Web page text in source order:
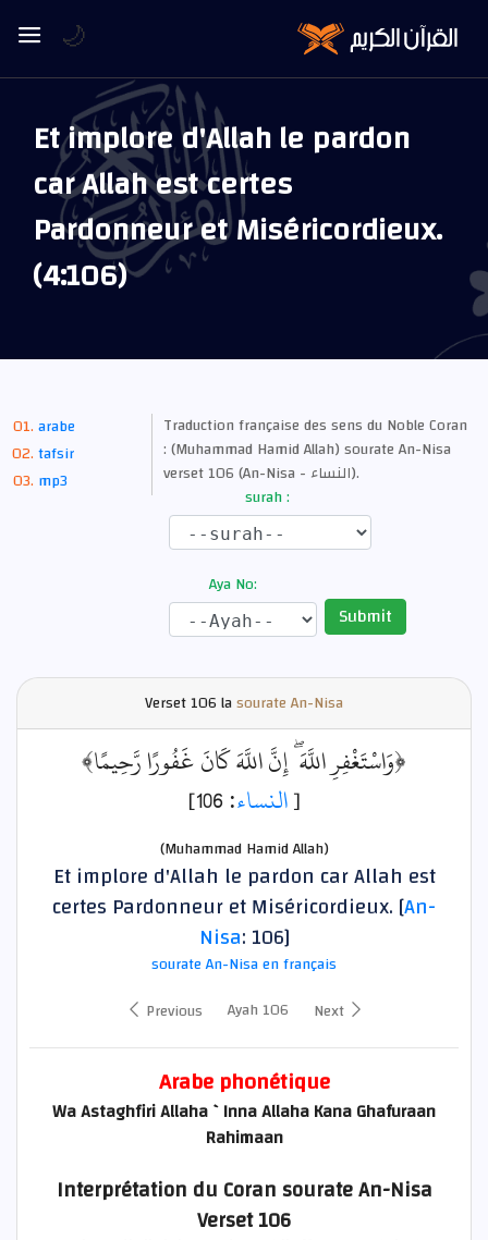
Et implore d'Allah le pardon
car Allah est certes
Pardonneur et Miséricordieux.
(4:106)
arabe
tafsir
mp3
Traduction française des sens du Noble Coran
: (Muhammad Hamid Allah) sourate An-Nisa
verset 106 (An-Nisa - النساء).
surah :
Aya No:
Submit
Verset106 lasourate An-Nisa
﴿وَاسْتَغْفِرِ اللَّهَ ۖ إِنَّ اللَّهَ كَانَ غَفُورًا رَّحِيمًا﴾
[النساء: 106]
(Muhammad Hamid Allah)
Et implore d'Allah le pardon car Allah est
certes Pardonneur et Miséricordieux. [An-
Nisa: 106]
sourate An-Nisa en français
Previous
Ayah 106 Next
Arabe phonétique
Wa Astaghfiri Allaha `Inna Allaha Kana Ghafuraan
Rahimaan
Interprétation du Coran sourate An-Nisa
Verset 106
🌙